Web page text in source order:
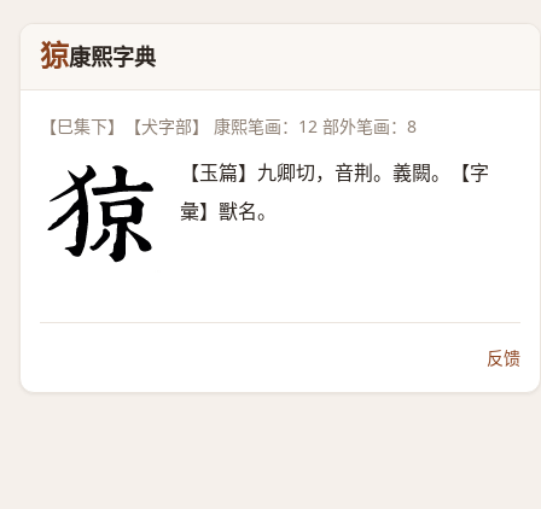
猄康熙字典
【巳集下】【犬字部】 康熙笔画：12 部外笔画：8
【玉篇】九卿切，音荆。義闕。【字
彙】獸名。
反馈